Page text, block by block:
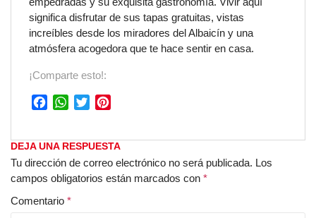
significa disfrutar de sus tapas gratuitas, vistas
increíbles desde los miradores del Albaicín y una
atmósfera acogedora que te hace sentir en casa.
¡Comparte esto!:
e
b
o
W
t
s
A
p
t
t
e
t
e
r
DEJA UNA RESPUESTA
Tu dirección de correo electrónico no será publicada. Los
campos obligatorios están marcados con *
Comentario *